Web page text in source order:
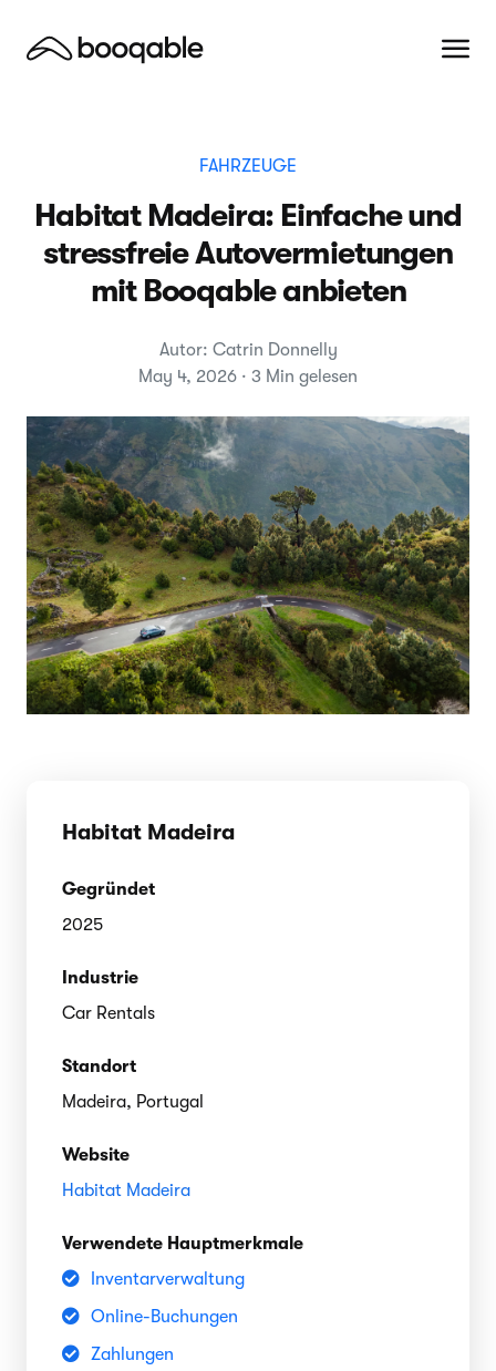
FAHRZEUGE
Habitat Madeira: Einfache und
stressfreie Autovermietungen
mit Booqable anbieten
Autor: Catrin Donnelly
May 4, 2026 · 3 Min gelesen
Habitat Madeira
Gegründet
2025
Industrie
Car Rentals
Standort
Madeira, Portugal
Website
Habitat Madeira
Verwendete Hauptmerkmale
Inventarverwaltung
Online-Buchungen
Zahlungen